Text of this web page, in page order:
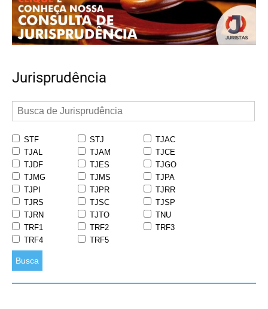
Jurisprudência
STF STJ
TJAC
TJAL
TJAM
TJCE
TJDF
TJES
TJGO
TJMG
TJMS
TJPA
TJPI
TJPR
TJRR
TJRS
TJSC
TJSP
TJRN
TJTO
TNU
TRF1
TRF2
TRF3
TRF4
TRF5
Busca